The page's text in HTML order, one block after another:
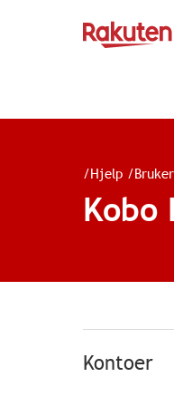
/Hjelp /
Kobo
Kontoer